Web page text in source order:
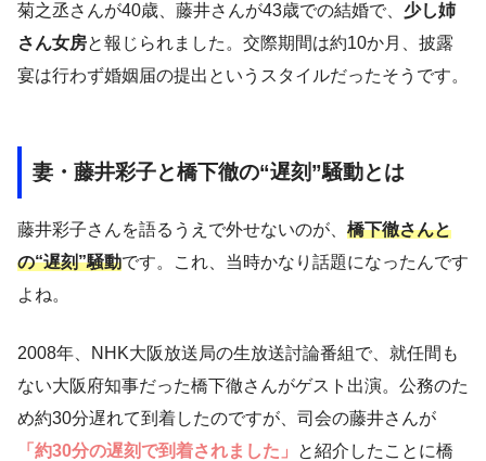
菊之丞さんが40歳、藤井さんが43歳での結婚で、 少し姉
さん女房と報じられました。交際期間は約10か月、披露
宴は行わず婚姻届の提出というスタイルだったそうです。
妻・藤井彩子と橋下徹の“遅刻”騒動とは
藤井彩子さんを語るうえで外せないのが、 橋下徹さんと
の“遅刻”騒動です。これ、当時かなり話題になったんです
よね。
2008年、NHK大阪放送局の生放送討論番組で、就任間も
ない大阪府知事だった橋下徹さんがゲスト出演。公務のた
め約30分遅れて到着したのですが、司会の藤井さんが
「約30分の遅刻で到着されました」
と紹介したことに橋